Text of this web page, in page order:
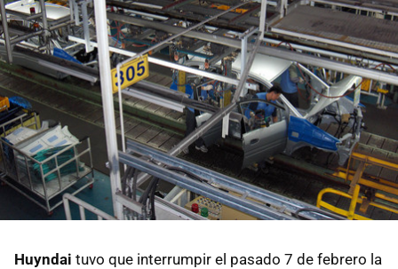
Huyndai tuvo que interrumpir el pasado 7 de febrero la